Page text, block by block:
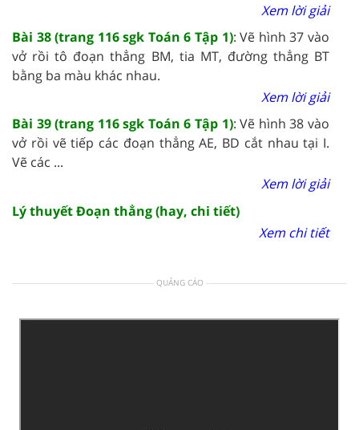
Xem lời giải
Bài 38 (trang 116 sgk Toán 6 Tập 1): Vẽ hình 37 vào
vở rồi tô đoạn thẳng BM, tia MT, đường thẳng BT
bằng ba màu khác nhau.
Xem lời giải
Bài 39 (trang 116 sgk Toán 6 Tập 1): Vẽ hình 38 vào
vở rồi vẽ tiếp các đoạn thẳng AE, BD cắt nhau tại I.
Vẽ các ...
Xem lời giải
Lý thuyết Đoạn thẳng (hay, chi tiết)
Xem chi tiết
QUẢNG CÁO